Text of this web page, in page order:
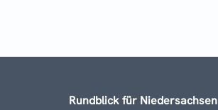
Rundblick für Niedersachsen